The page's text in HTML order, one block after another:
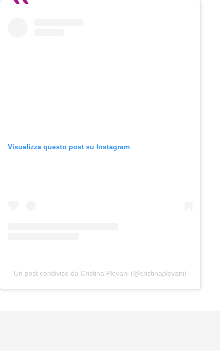
Visualizza questo post su Instagram
Un post condiviso da Cristina Plevani (@cristinaplevani)